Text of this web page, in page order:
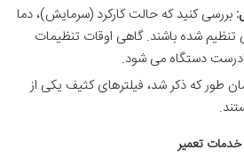
بررسی کنید که حالت کارکرد (سرمایش)، دما
شده باشند. گاهی اوقات تنظیمات
دستگاه می شود.
طور که ذکر شد، فیلترهای کثیف یکی از
خدمات تعمیر